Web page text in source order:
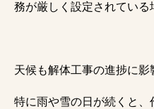
務が厳しく設定されている
天候も解体工事の進捗に影
特に雨や雪の日が続くと